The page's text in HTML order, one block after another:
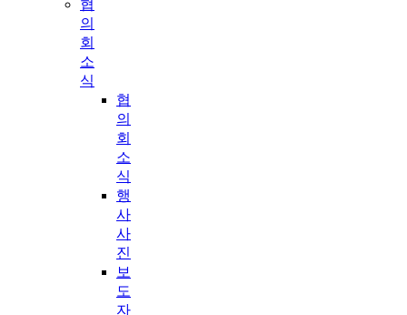
협
의
회
소
식
협
의
회
소
식
행
사
사
진
보
도
자